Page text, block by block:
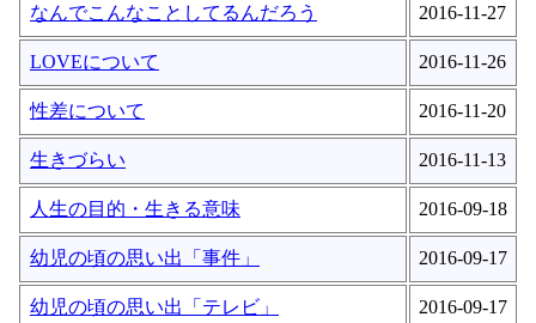
なんでこんなことしてるんだろう 2016-11-27
LOVEについて 2016-11-26
性差について 2016-11-20
生きづらい 2016-11-13
人生の目的・生きる意味 2016-09-18
幼児の頃の思い出「事件」 2016-09-17
幼児の頃の思い出「テレビ」 2016-09-17